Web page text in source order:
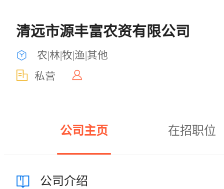
清远市源丰富农资有限公司
农|林|牧|渔|其他
私营
公司主页 在招职位
公司介绍